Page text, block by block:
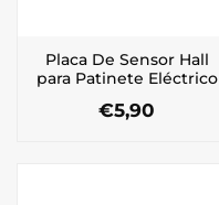
Placa De Sensor Hall
para Patinete Eléctrico
€5,90